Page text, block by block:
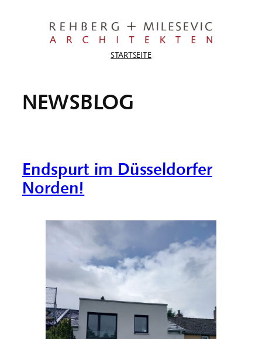
STARTSEITE
NEWSBLOG
Endspurt im Düsseldorfer
Norden!